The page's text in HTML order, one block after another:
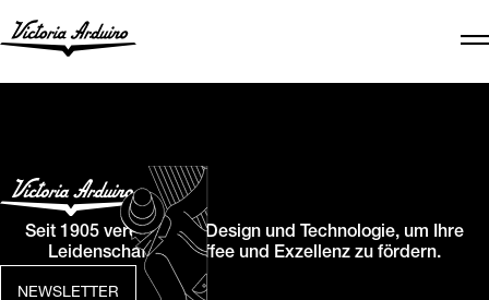
NEWSLETTER
Seit 1905 vereinen wir Design und Technologie, um Ihre
Leidenschaft für Kaffee und Exzellenz zu fördern.